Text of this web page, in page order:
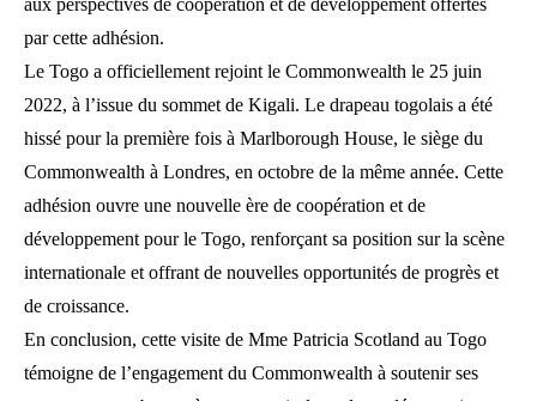
par cette adhésion.
Le Togo a officiellement rejoint le Commonwealth le 25 juin
2022, à l’issue du sommet de Kigali. Le drapeau togolais a été
hissé pour la première fois à Marlborough House, le siège du
Commonwealth à Londres, en octobre de la même année. Cette
adhésion ouvre une nouvelle ère de coopération et de
développement pour le Togo, renforçant sa position sur la scène
internationale et offrant de nouvelles opportunités de progrès et
de croissance.
En conclusion, cette visite de Mme Patricia Scotland au Togo
témoigne de l’engagement du Commonwealth à soutenir ses